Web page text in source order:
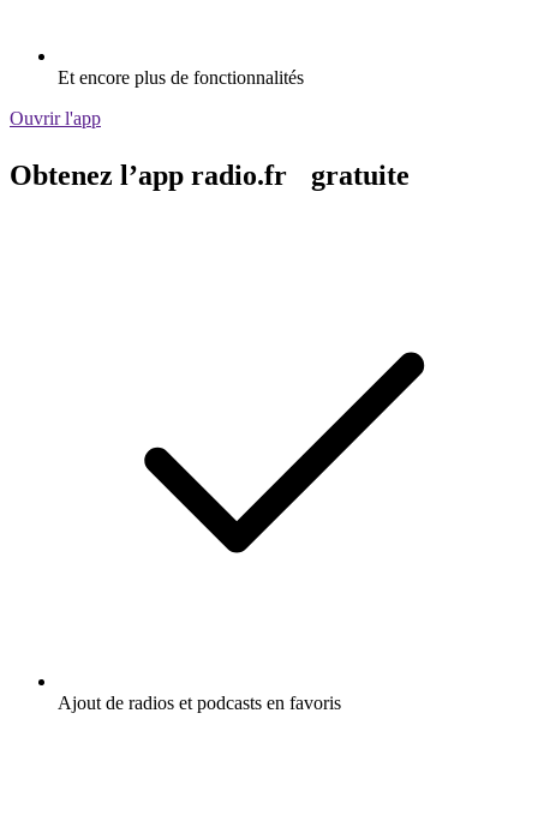
Et encore plus de fonctionnalités
Ouvrir l'app
Obtenez l’app radio.fr gratuite
Ajout de radios et podcasts en favoris